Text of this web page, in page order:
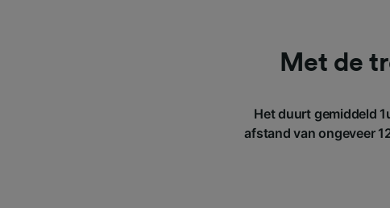
Met de
Het duurt gemiddeld
afstand van ongeveer